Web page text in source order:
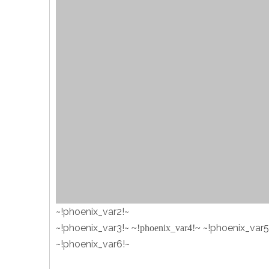
~!phoenix_var2!~
~!phoenix_var3!~ ~!phoenix_var4!~
~!phoenix_var6!~